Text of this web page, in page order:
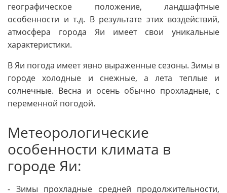
географическое положение, ландшафтные
особенности и т.д. В результате этих воздействий,
атмосфера города Яи имеет свои уникальные
характеристики.
В Яи погода имеет явно выраженные сезоны. Зимы в
городе холодные и снежные, а лета теплые и
солнечные. Весна и осень обычно прохладные, с
переменной погодой.
Метеорологические
особенности климата в
городе Яи:
- Зимы прохладные средней продолжительности,